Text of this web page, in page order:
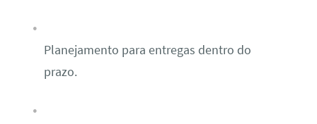
Planejamento para entregas dentro do
prazo.